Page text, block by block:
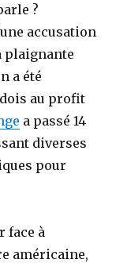
?
accusation
plaignante
a été
au profit
a passé 14
diverses
pour
face à
américaine,